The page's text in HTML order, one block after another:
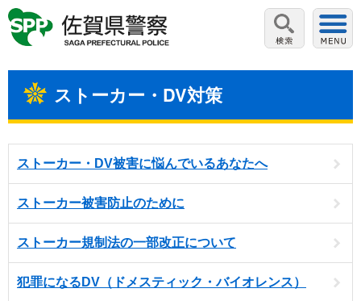
ストーカー・DV対策
ストーカー・DV被害に悩んでいるあなたへ
ストーカー被害防止のために
ストーカー規制法の一部改正について
犯罪になるDV（ドメスティック・バイオレンス）